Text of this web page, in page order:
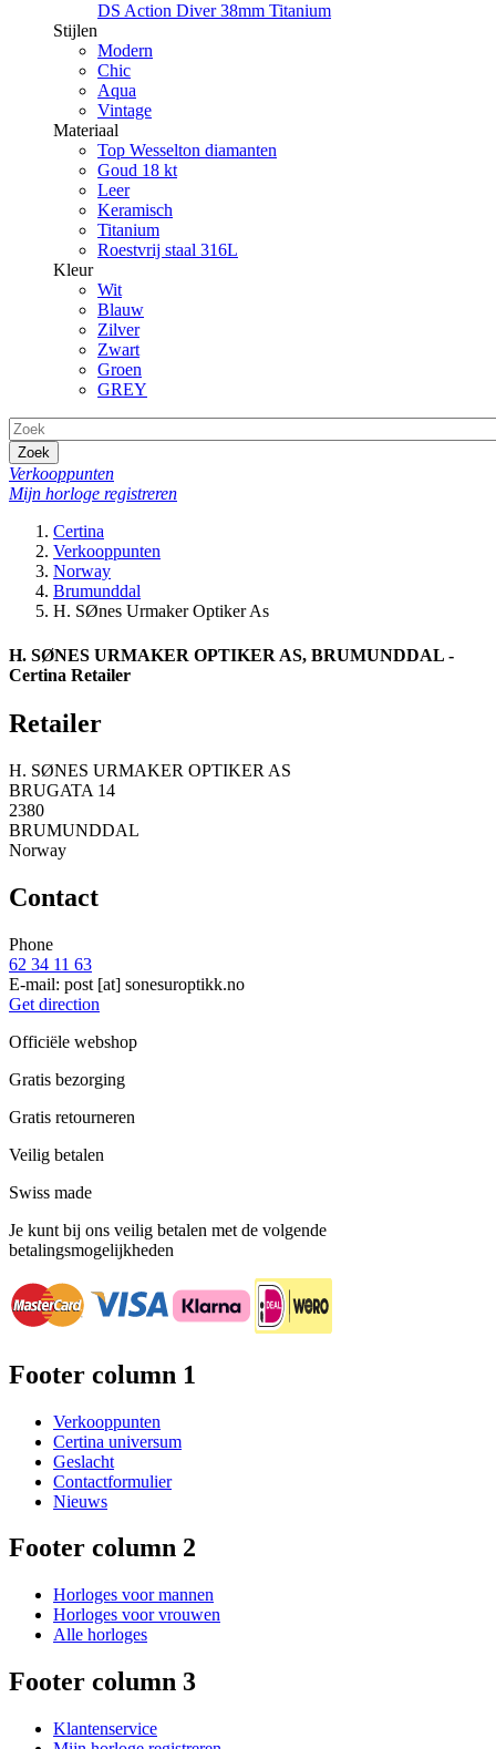
DS Action Diver 38mm Titanium
Stijlen
Modern
Chic
Aqua
Vintage
Materiaal
Top Wesselton diamanten
Goud 18 kt
Leer
Keramisch
Titanium
Roestvrij staal 316L
Kleur
Wit
Blauw
Zilver
Zwart
Groen
GREY
Zoek
Verkooppunten
Mijn horloge registreren
Certina
Verkooppunten
Norway
Brumunddal
H. SØnes Urmaker Optiker As
H. SØNES URMAKER OPTIKER AS, BRUMUNDDAL -
Certina Retailer
Retailer
H. SØNES URMAKER OPTIKER AS
BRUGATA 14
2380
BRUMUNDDAL
Norway
Contact
Phone
62 34 11 63
E-mail: post [at] sonesuroptikk.no
Get direction
Officiële webshop
Gratis bezorging
Gratis retourneren
Veilig betalen
Swiss made
Je kunt bij ons veilig betalen met de volgende
betalingsmogelijkheden
Footer column 1
Verkooppunten
Certina universum
Geslacht
Contactformulier
Nieuws
Footer column 2
Horloges voor mannen
Horloges voor vrouwen
Alle horloges
Footer column 3
Klantenservice